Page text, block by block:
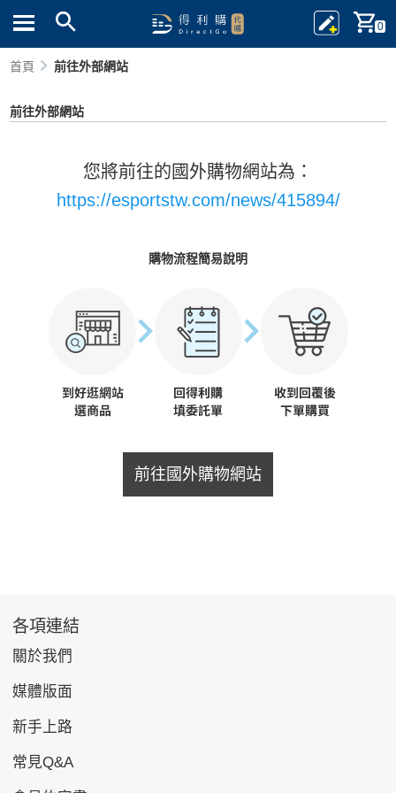
0
首頁 前往外部網站
前往外部網站
您將前往的國外購物網站為：
https://esportstw.com/news/415894/
購物流程簡易說明
前往國外購物網站
各項連結
關於我們
媒體版面
新手上路
常見Q&A